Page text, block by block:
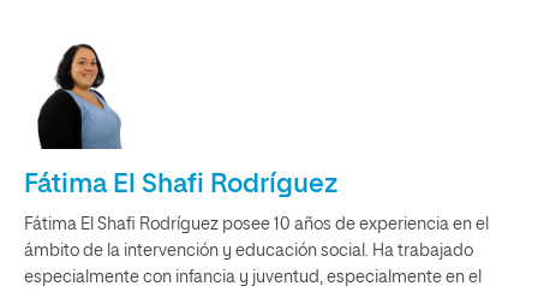
Fátima El Shafi Rodríguez
Fátima El Shafi Rodríguez posee 10 años de experiencia en el
ámbito de la intervención y educación social. Ha trabajado
especialmente con infancia y juventud, especialmente en el